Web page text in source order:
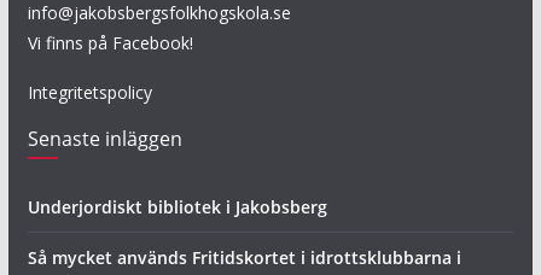
info@jakobsbergsfolkhogskola.se
Vi finns på Facebook!
Integritetspolicy
Senaste inläggen
Underjordiskt bibliotek i Jakobsberg
Så mycket används Fritidskortet i idrottsklubbarna i